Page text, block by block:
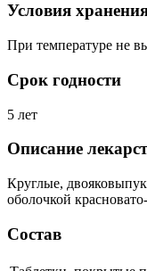
Условия
При температуре не
Срок годности
5 лет
Описание
Круглые,
оболочкой
Состав